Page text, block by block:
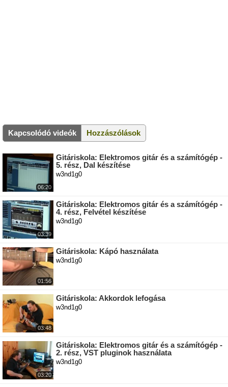
Kapcsolódó videók Hozzászólások
06:20
Gitáriskola: Elektromos gitár és a számítógép -
5. rész, Dal készítése
w3nd1g0
03:39
Gitáriskola: Elektromos gitár és a számítógép -
4. rész, Felvétel készítése
w3nd1g0
01:56
Gitáriskola: Kápó használata
w3nd1g0
03:48
Gitáriskola: Akkordok lefogása
w3nd1g0
03:20
Gitáriskola: Elektromos gitár és a számítógép -
2. rész, VST pluginok használata
w3nd1g0